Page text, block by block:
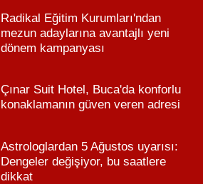
Radikal Eğitim Kurumları'ndan
mezun adaylarına avantajlı yeni
dönem kampanyası
Çınar Suit Hotel, Buca'da konforlu
konaklamanın güven veren adresi
Astrologlardan 5 Ağustos uyarısı:
Dengeler değişiyor, bu saatlere
dikkat